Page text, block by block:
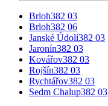
Brloh382 03
Brloh382 06
Janské Údolí382 03
Jaronín382 03
Kovářov382 03
Rojšín382 03
Rychtářov382 03
Sedm Chalup382 03